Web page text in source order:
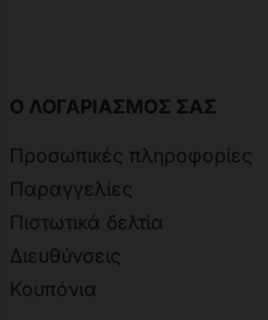
Ο ΛΟΓΑΡΙΑΣΜΟΣ ΣΑΣ
Προσωπικές πληροφορίες
Παραγγελίες
Πιστωτικά δελτία
Διευθύνσεις
Κουπόνια